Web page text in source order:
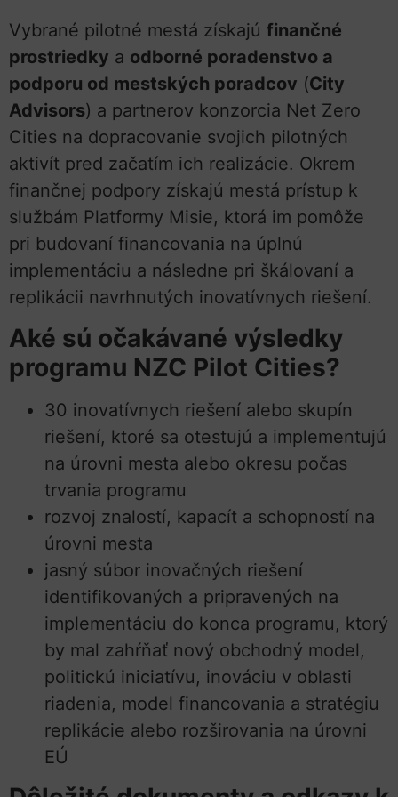
Vybrané pilotné mestá získajú finančné
prostriedky a odborné poradenstvo a
podporu od mestských poradcov (City
Advisors) a partnerov konzorcia Net Zero
Cities na dopracovanie svojich pilotných
aktivít pred začatím ich realizácie. Okrem
finančnej podpory získajú mestá prístup k
službám Platformy Misie, ktorá im pomôže
pri budovaní financovania na úplnú
implementáciu a následne pri škálovaní a
replikácii navrhnutých inovatívnych riešení.
Aké sú očakávané výsledky
programu NZC Pilot Cities?
30 inovatívnych riešení alebo skupín
riešení, ktoré sa otestujú a implementujú
na úrovni mesta alebo okresu počas
trvania programu
rozvoj znalostí, kapacít a schopností na
úrovni mesta
jasný súbor inovačných riešení
identifikovaných a pripravených na
implementáciu do konca programu, ktorý
by mal zahŕňať nový obchodný model,
politickú iniciatívu, inováciu v oblasti
riadenia, model financovania a stratégiu
replikácie alebo rozširovania na úrovni
EÚ